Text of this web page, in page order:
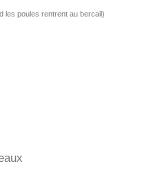
les poules rentrent au bercail)